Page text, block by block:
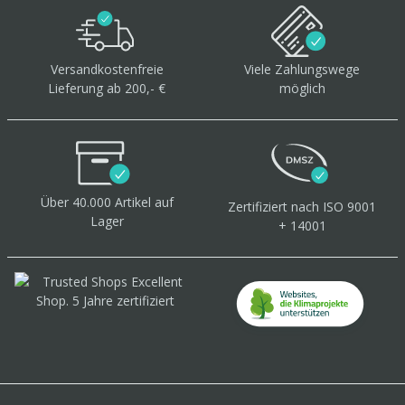
Versandkostenfreie
Lieferung ab 200,- €
Viele Zahlungswege
möglich
Über 40.000 Artikel auf
Lager
Zertifiziert nach ISO 9001
+ 14001